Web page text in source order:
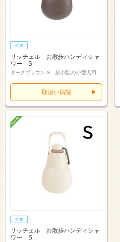
リッチェル お散歩ハンディシャ
ワー S
ダークブラウン S 超小型犬/小型犬用
取扱い病院
リッチェル お散歩ハンディシャ
ワー S